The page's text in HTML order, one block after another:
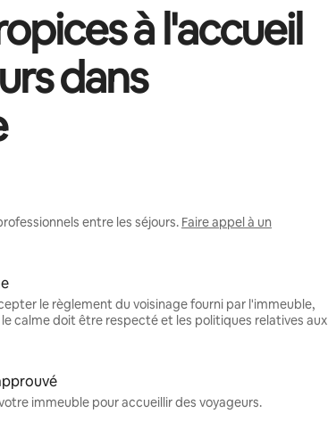
à l'accueil
dans
entre les séjours. Faire appel à un
le règlement du voisinage fourni par l'immeuble,
calme doit être respecté et les politiques relatives aux
immeuble pour accueillir des voyageurs.